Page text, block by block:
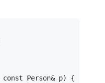
const Person& p)
{